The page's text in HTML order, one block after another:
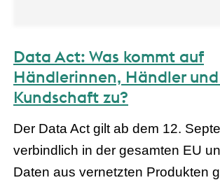
Data Act: Was kommt auf
Händlerinnen, Händler
Kundschaft zu?
Der Data Act gilt ab dem 12.
verbindlich in der gesamten EU
Daten aus vernetzten Produkten